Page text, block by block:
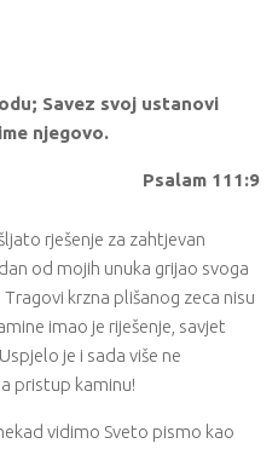
Savez svoj ustanovi
njegovo.
Psalam 111:9
rješenje za zahtjevan
od mojih unuka grijao svoga
krzna plišanog zeca nisu
imao je riješenje, savjet
je i sada više ne
pristup kaminu!
vidimo Sveto pismo kao